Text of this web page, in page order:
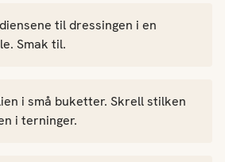
til dressingen i en
Smak til.
i små buketter. Skrell stilken
i terninger.